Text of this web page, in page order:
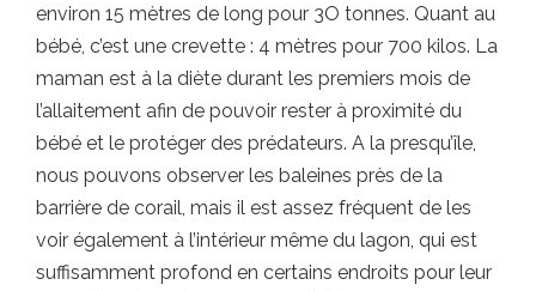
environ 15 mètres de long pour 3O tonnes. Quant au
bébé, c’est une crevette : 4 mètres pour 700 kilos. La
maman est à la diète durant les premiers mois de
l’allaitement afin de pouvoir rester à proximité du
bébé et le protéger des prédateurs. A la presqu’île,
nous pouvons observer les baleines près de la
barrière de corail, mais il est assez fréquent de les
voir également à l’intérieur même du lagon, qui est
suffisamment profond en certains endroits pour leur